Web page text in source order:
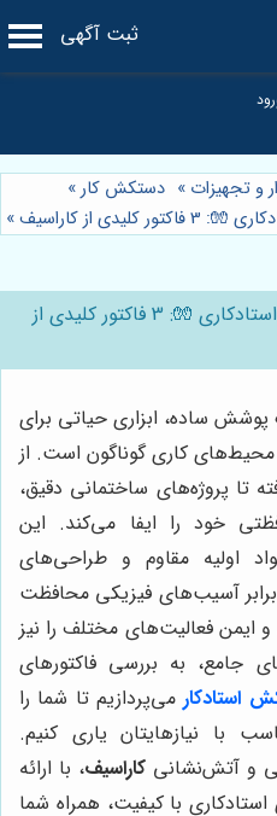
ثبت آگهی
و تجهیزات » دستکش کار»
از کاراسیف
»
⭐️ راهنمای جامع خرید دستکش استادکاری 🧤: 3 فاکتور کلیدی از
ساده، ابزاری حیاتی برای
کاری گوناگون است. از
تا پروژه‌های ساختمانی دقیق،
خود را ایفا می‌کند. این
اولیه مقاوم و طراحی‌های
برابر آسیب‌های فیزیکی محافظت
و ایمن فعالیت‌های مختلف را نیز
جامع، به بررسی فاکتورهای
استادکارمی‌پردازیم تا شما را
با نیازهایتان یاری کنیم.
و آتش‌نشانی کاراسیف، با ارائه
با کیفیت، همراه شما